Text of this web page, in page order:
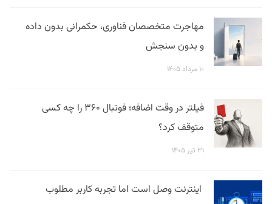
مهاجرت متخصصان فناوری، حکمرانی بدون داده
و بدون سنجش
۱۰ مرداد ۱۴۰۵
فیلتر در وقت اضافه؛ فوتبال ۳۶۰ را چه کسی
متوقف کرد؟
۳۱ تیر ۱۴۰۵
اینترنت وصل است اما تجربه کاربر مطلوب